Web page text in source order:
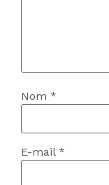
Nom *
E-mail *